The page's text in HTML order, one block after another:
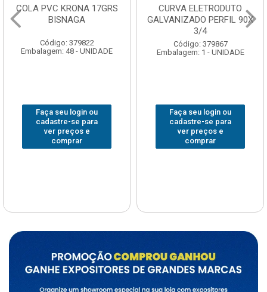
COLA PVC KRONA 17GRS
BISNAGA
Código: 379822
Embalagem: 48 - UNIDADE
Faça seu login ou
cadastre-se para
ver preços e
comprar
CURVA ELETRODUTO
GALVANIZADO PERFIL 90X
3/4
Código: 379867
Embalagem: 1 - UNIDADE
Faça seu login ou
cadastre-se para
ver preços e
comprar